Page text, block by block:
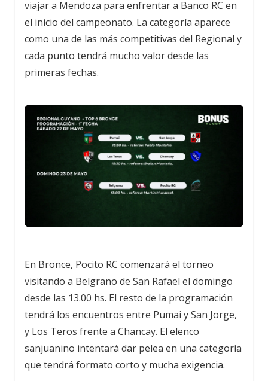
viajar a Mendoza para enfrentar a Banco RC en
el inicio del campeonato. La categoría aparece
como una de las más competitivas del Regional y
cada punto tendrá mucho valor desde las
primeras fechas.
En Bronce, Pocito RC comenzará el torneo
visitando a Belgrano de San Rafael el domingo
desde las 13.00 hs. El resto de la programación
tendrá los encuentros entre Pumai y San Jorge,
y Los Teros frente a Chancay. El elenco
sanjuanino intentará dar pelea en una categoría
que tendrá formato corto y mucha exigencia.